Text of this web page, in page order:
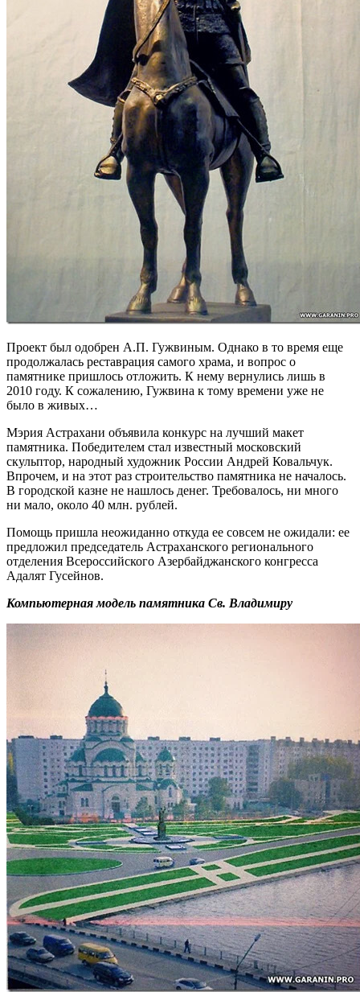
Проект был одобрен А.П. Гужвиным. Однако в то время еще
продолжалась реставрация самого храма, и вопрос о
памятнике пришлось отложить. К нему вернулись лишь в
2010 году. К сожалению, Гужвина к тому времени уже не
было в живых…
Мэрия Астрахани объявила конкурс на лучший макет
памятника. Победителем стал известный московский
скульптор, народный художник России Андрей Ковальчук.
Впрочем, и на этот раз строительство памятника не началось.
В городской казне не нашлось денег. Требовалось, ни много
ни мало, около 40 млн. рублей.
Помощь пришла неожиданно откуда ее совсем не ожидали: ее
предложил председатель Астраханского регионального
отделения Всероссийского Азербайджанского конгресса
Адалят Гусейнов.
Компьютерная модель памятника Св. Владимиру